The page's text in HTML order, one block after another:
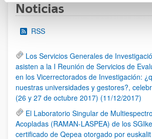
Noticias
RSS
Los Servicios Generales de
asisten a la I Reunión de Servicios de
en los Vicerrectorados de Investigación:
nuestras universidades y gestores?,
(26 y 27 de octubre 2017) (11/12/2017)
El Laboratorio Singular de
Acopladas (RAMAN-LASPEA) de los
certificado de Qepea otorgado por